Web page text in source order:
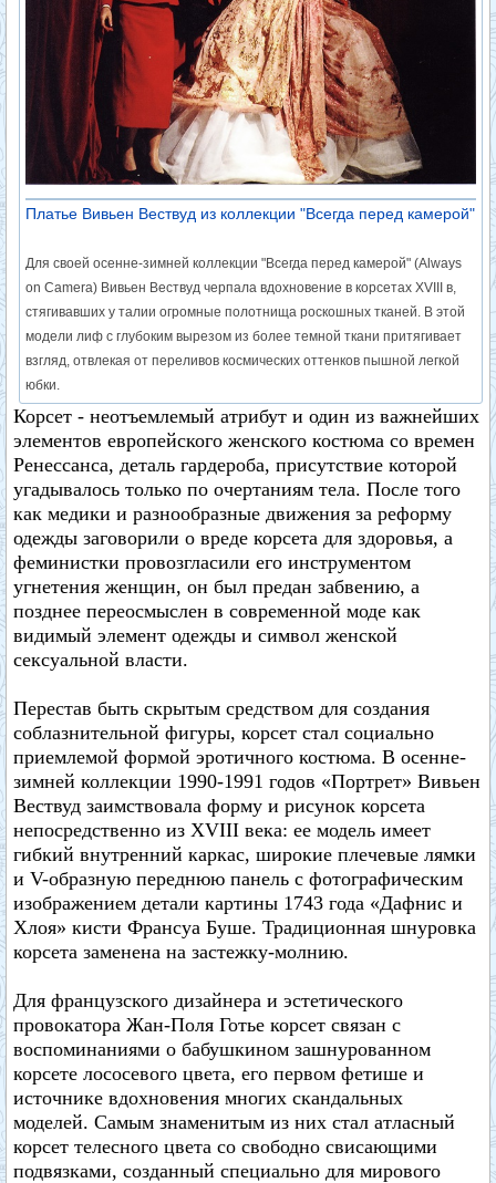
Платье Вивьен Вествуд из коллекции "Всегда перед камерой"
Для своей осенне-зимней коллекции "Всегда перед камерой" (Always
on Camera) Вивьен Вествуд черпала вдохновение в корсетах XVIII в,
стягивавших у талии огромные полотнища роскошных тканей. В этой
модели лиф с глубоким вырезом из более темной ткани притягивает
взгляд, отвлекая от переливов космических оттенков пышной легкой
юбки.
Корсет - неотъемлемый атрибут и один из важнейших
элементов европейского женского костюма со времен
Ренессанса, деталь гардероба, присутствие которой
угадывалось только по очертаниям тела. После того
как медики и разнообразные движения за реформу
одежды заговорили о вреде корсета для здоровья, а
феминистки провозгласили его инструментом
угнетения женщин, он был предан забвению, а
позднее переосмыслен в современной моде как
видимый элемент одежды и символ женской
сексуальной власти.
Перестав быть скрытым средством для создания
соблазнительной фигуры, корсет стал социально
приемлемой формой эротичного костюма. В осенне-
зимней коллекции 1990-1991 годов «Портрет» Вивьен
Вествуд заимствовала форму и рисунок корсета
непосредственно из XVIII века: ее модель имеет
гибкий внутренний каркас, широкие плечевые лямки
и V-образную переднюю панель с фотографическим
изображением детали картины 1743 года «Дафнис и
Хлоя» кисти Франсуа Буше. Традиционная шнуровка
корсета заменена на застежку-молнию.
Для французского дизайнера и эстетического
провокатора Жан-Поля Готье корсет связан с
воспоминаниями о бабушкином зашнурованном
корсете лососевого цвета, его первом фетише и
источнике вдохновения многих скандальных
моделей. Самым знаменитым из них стал атласный
корсет телесного цвета со свободно свисающими
подвязками, созданный специально для мирового